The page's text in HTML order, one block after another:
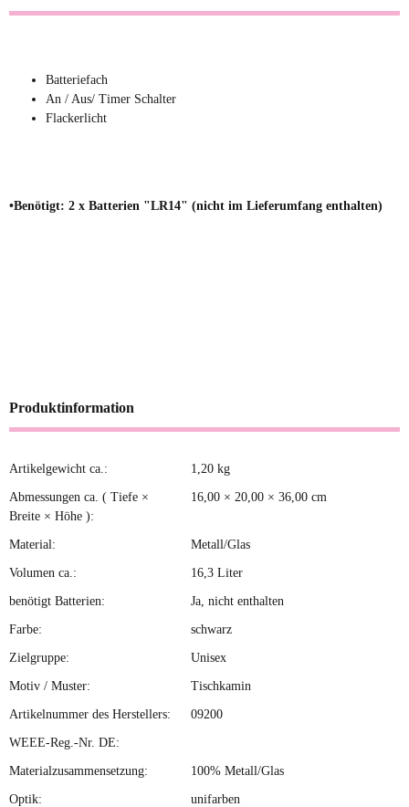
Batteriefach
An / Aus/ Timer Schalter
Flackerlicht
•Benötigt: 2 x Batterien "LR14" (nicht im Lieferumfang enthalten)
Produktinformation
Produkteigenschaft
Wert
Artikelgewicht ca.: 1,20 kg
Abmessungen ca. ( Tiefe ×
Breite × Höhe ):
16,00 × 20,00 × 36,00 cm
Material: Metall/Glas
Volumen ca.: 16,3 Liter
benötigt Batterien: Ja, nicht enthalten
Farbe: schwarz
Zielgruppe: Unisex
Motiv / Muster: Tischkamin
Artikelnummer des Herstellers: 09200
WEEE-Reg.-Nr. DE:
Materialzusammensetzung: 100% Metall/Glas
Optik: unifarben